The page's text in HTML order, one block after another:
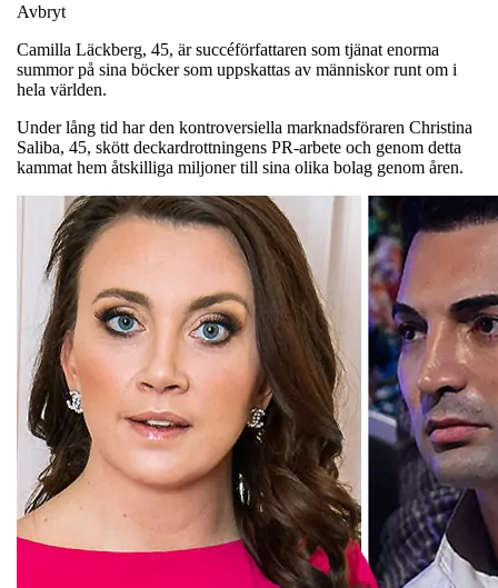
Avbryt
Camilla Läckberg, 45, är succéförfattaren som tjänat enorma
summor på sina böcker som uppskattas av människor runt om i
hela världen.
Under lång tid har den kontroversiella marknadsföraren Christina
Saliba, 45, skött deckardrottningens PR-arbete och genom detta
kammat hem åtskilliga miljoner till sina olika bolag genom åren.